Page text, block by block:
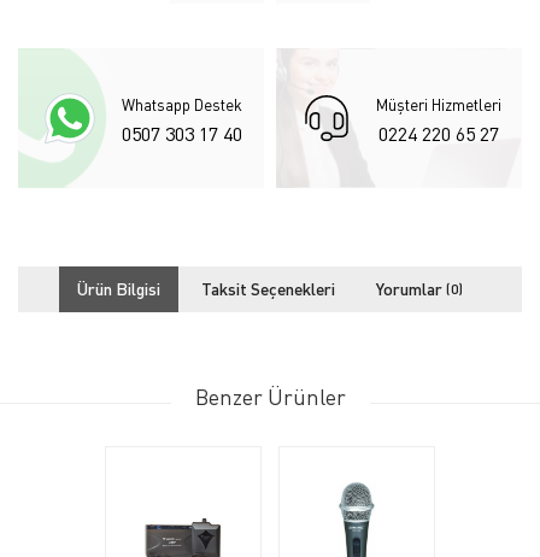
Whatsapp Destek
0507 303 17 40
Müşteri Hizmetleri
0224 220 65 27
Ürün Bilgisi Taksit Seçenekleri Yorumlar (0)
Benzer Ürünler